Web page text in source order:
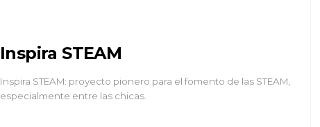
Inspira STEAM
Inspira STEAM: proyecto pionero para el fomento de las STEAM,
especialmente entre las chicas.